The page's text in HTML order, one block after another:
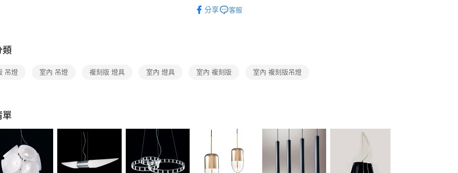
※ 交易是否成功請以「AFTEE先享後付 」之結帳頁面顯示為準，若有關於
是否繳費成功／繳費後需取消欲退款等相關疑問，請聯繫「AFTEE先享後
求債權轉讓予恩沛科技股份有限公司。
２．關於個人資料處理事宜，請瀏覽以下網址：
即時審查核予不同之上限額度；若仍有額度不足之情形，本公司將視審查
結果請求用戶進行身份認證。
５．嚴禁一人註冊多個帳號或使用他人資訊註冊。若發現惡意使用之情
形，恩沛科技股份有限公司將有權停止該用戶之使用額度並採取法律行
動。
分享
客服
類
吊燈 室內 吊燈 複刻版 燈具 室內 燈具 室內 複刻版 室內 複刻版吊燈
單